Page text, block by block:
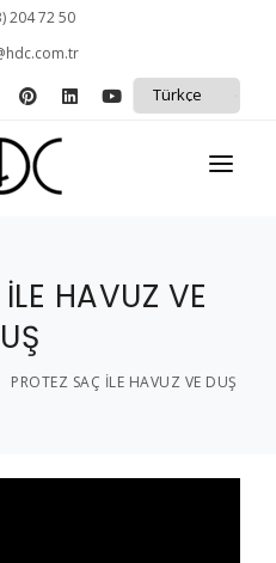
204 72 50
HAVUZ VE
PROTEZ SAÇ İLE HAVUZ VE DUŞ